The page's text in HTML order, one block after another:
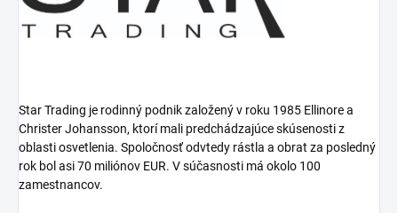
Star Trading je rodinný podnik založený v roku 1985 Ellinore a
Christer Johansson, ktorí mali predchádzajúce skúsenosti z
oblasti osvetlenia. Spoločnosť odvtedy rástla a obrat za posledný
rok bol asi 70 miliónov EUR. V súčasnosti má okolo 100
zamestnancov.